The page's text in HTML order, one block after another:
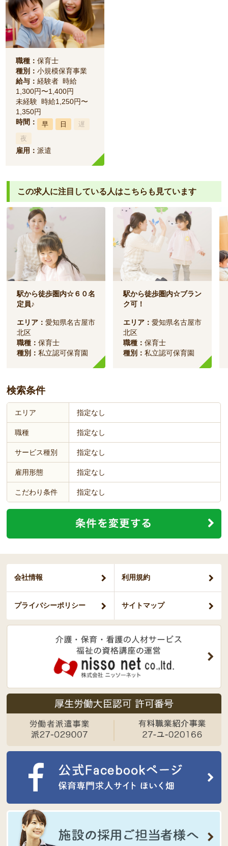
職種： 保育士
種別： 小規模保育事業
給与： 経験者 時給
1,300円〜1,400円
未経験 時給1,250円〜
1,350円
時間：
早 日
遅
夜
雇用： 派遣
この求人に注目している人はこちらも見ています
駅から徒歩圏内☆６０名
定員♪
エリア：愛知県名古屋市
北区
職種：保育士
種別：私立認可保育園
駅から徒歩圏内☆ブラン
ク可！
エリア：愛知県名古屋市
北区
職種：保育士
種別：私立認可保育園
検索条件
エリア 指定なし
職種 指定なし
サービス種別 指定なし
雇用形態 指定なし
こだわり条件 指定なし
会社情報 利用規約
プライバシーポリシー サイトマップ